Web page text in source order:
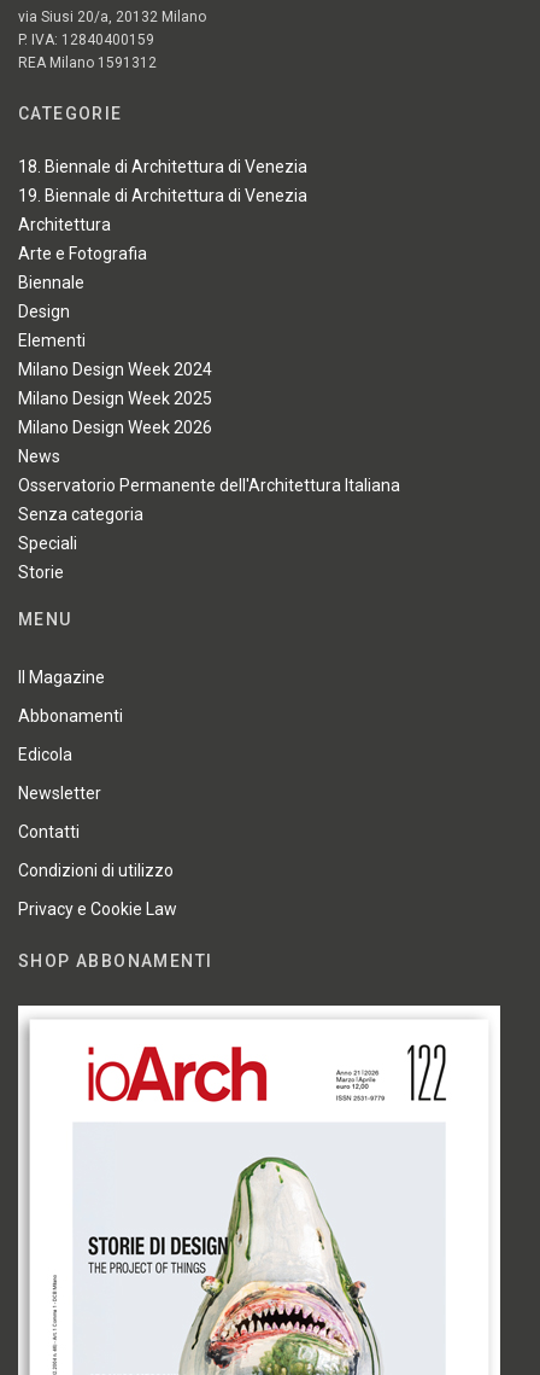
via Siusi 20/a, 20132 Milano
P. IVA: 12840400159
REA Milano 1591312
CATEGORIE
18. Biennale di Architettura di Venezia
19. Biennale di Architettura di Venezia
Architettura
Arte e Fotografia
Biennale
Design
Elementi
Milano Design Week 2024
Milano Design Week 2025
Milano Design Week 2026
News
Osservatorio Permanente dell'Architettura Italiana
Senza categoria
Speciali
Storie
MENU
Il Magazine
Abbonamenti
Edicola
Newsletter
Contatti
Condizioni di utilizzo
Privacy e Cookie Law
SHOP ABBONAMENTI